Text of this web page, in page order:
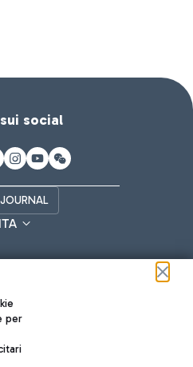
social
ITA
per